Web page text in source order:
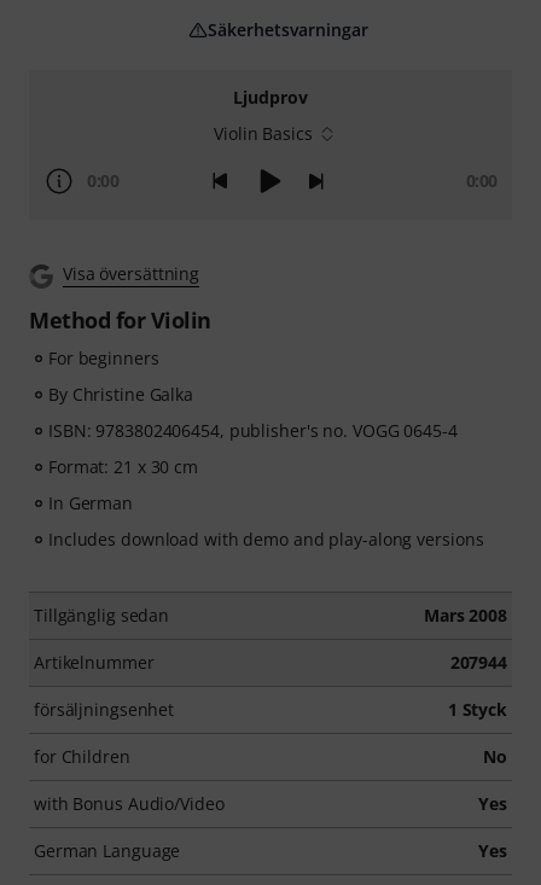
Ljudprov
Violin Basics
0:00 0:00
Visa översättning
Method for Violin
For beginners
By Christine Galka
ISBN: 9783802406454, publisher's no. VOGG 0645-4
Format: 21 x 30 cm
In German
Includes download with demo and play-along versions
Tillgänglig sedan Mars 2008
Artikelnummer 207944
försäljningsenhet 1 Styck
for Children No
with Bonus Audio/Video Yes
German Language Yes
Säkerhetsvarningar